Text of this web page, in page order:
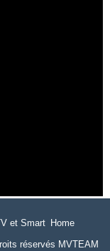
et Smart Home
réservés MVTEAM